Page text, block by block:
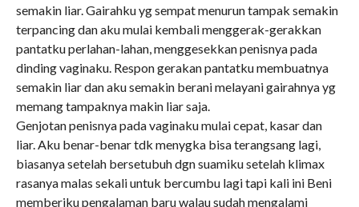
semakin liar. Gairahku yg sempat menurun tampak semakin
terpancing dan aku mulai kembali menggerak-gerakkan
pantatku perlahan-lahan, menggesekkan penisnya pada
dinding vaginaku. Respon gerakan pantatku membuatnya
semakin liar dan aku semakin berani melayani gairahnya yg
memang tampaknya makin liar saja.
Genjotan penisnya pada vaginaku mulai cepat, kasar dan
liar. Aku benar-benar tdk menygka bisa terangsang lagi,
biasanya setelah bersetubuh dgn suamiku setelah klimax
rasanya malas sekali untuk bercumbu lagi tapi kali ini Beni
memberiku pengalaman baru walau sudah mengalami